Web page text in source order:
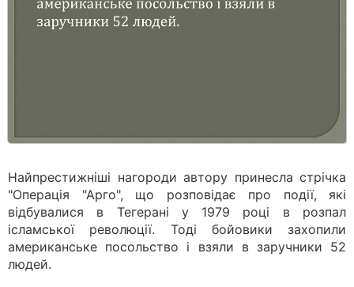
Найпрестижніші нагороди автору принесла стрічка
"Операція "Арго", що розповідає про події, які
відбувалися в Тегерані у 1979 році в розпал
ісламської революції. Тоді бойовики захопили
американське посольство і взяли в заручники 52
людей.